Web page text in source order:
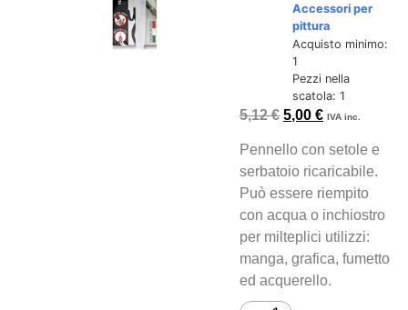
Accessori per
pittura
Acquisto minimo:
1
Pezzi nella
scatola: 1
5,12€ 5,00€ IVA inc.
Pennello con setole e
serbatoio ricaricabile.
Può essere riempito
con acqua o inchiostro
per milteplici utilizzi:
manga, grafica, fumetto
ed acquerello.